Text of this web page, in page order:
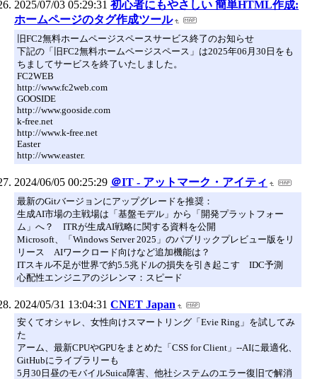
2025/07/03 05:29:31 初心者にもやさしい 簡単HTML作成:
ホームページのタグ作成ツール
旧FC2無料ホームページスペースサービス終了のお知らせ
下記の「旧FC2無料ホームページスペース」は2025年06月30日をも
ちましてサービスを終了いたしました。
FC2WEB
http://www.fc2web.com
GOOSIDE
http://www.gooside.com
k-free.net
http://www.k-free.net
Easter
http://www.easter.
2024/06/05 00:25:29 ＠IT - アットマーク・アイティ
最新のGitバージョンにアップグレードを推奨：
生成AI市場の主戦場は「基盤モデル」から「開発プラットフォー
ム」へ？ ITRが生成AI戦略に関する資料を公開
Microsoft、「Windows Server 2025」のパブリックプレビュー版をリ
リース AIワークロード向けなど追加機能は？
ITスキル不足が世界で約5.5兆ドルの損失を引き起こす IDC予測
心配性エンジニアのジレンマ：スピード
2024/05/31 13:04:31 CNET Japan
安くてオシャレ、女性向けスマートリング「Evie Ring」を試してみ
た
アーム、最新CPUやGPUをまとめた「CSS for Client」--AIに最適化、
GitHubにライブラリーも
5月30日昼のモバイルSuica障害、他社システムのエラー復旧で解消